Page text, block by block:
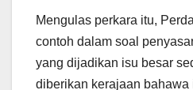
Mengulas perkara itu,
contoh dalam soal
yang dijadikan isu besar
diberikan kerajaan bahawa